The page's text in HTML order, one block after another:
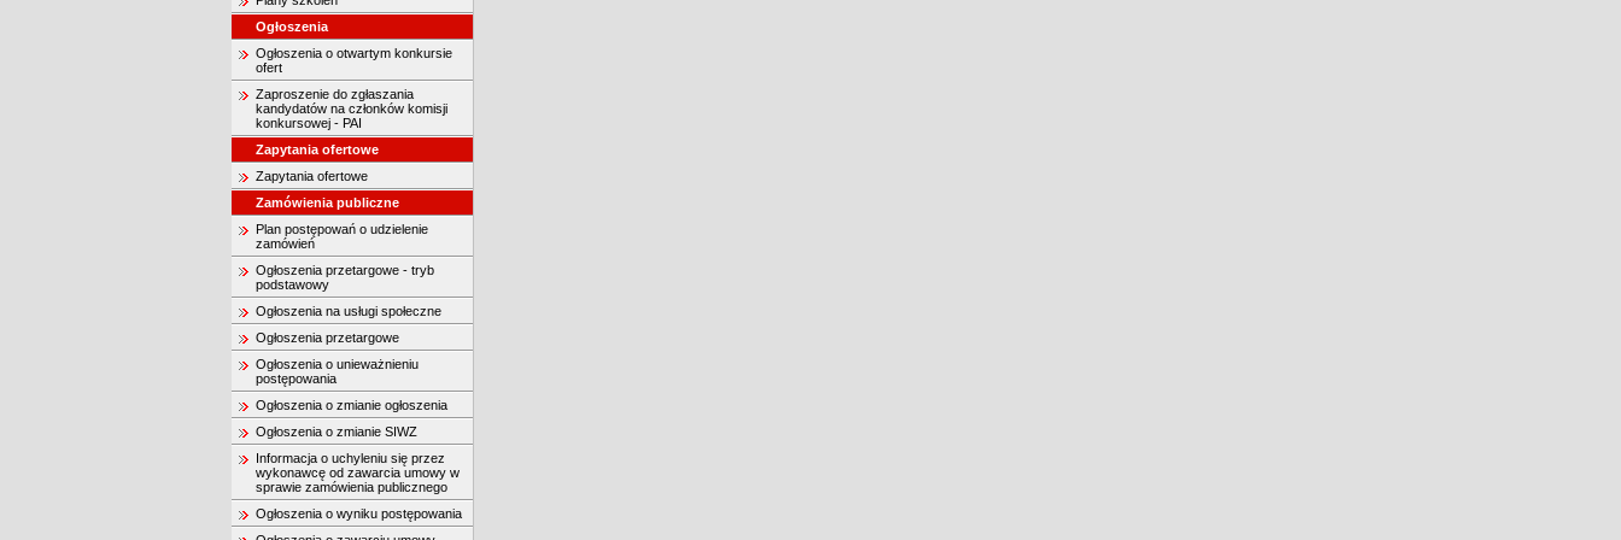
Ogłoszenia
Ogłoszenia o otwartym konkursie
ofert
Zaproszenie do zgłaszania
kandydatów na członków komisji
konkursowej - PAI
Zapytania ofertowe
Zapytania ofertowe
Zamówienia publiczne
Plan postępowań o udzielenie
zamówień
Ogłoszenia przetargowe - tryb
podstawowy
Ogłoszenia na usługi społeczne
Ogłoszenia przetargowe
Ogłoszenia o unieważnieniu
postępowania
Ogłoszenia o zmianie ogłoszenia
Ogłoszenia o zmianie SIWZ
Informacja o uchyleniu się przez
wykonawcę od zawarcia umowy w
sprawie zamówienia publicznego
Ogłoszenia o wyniku postępowania